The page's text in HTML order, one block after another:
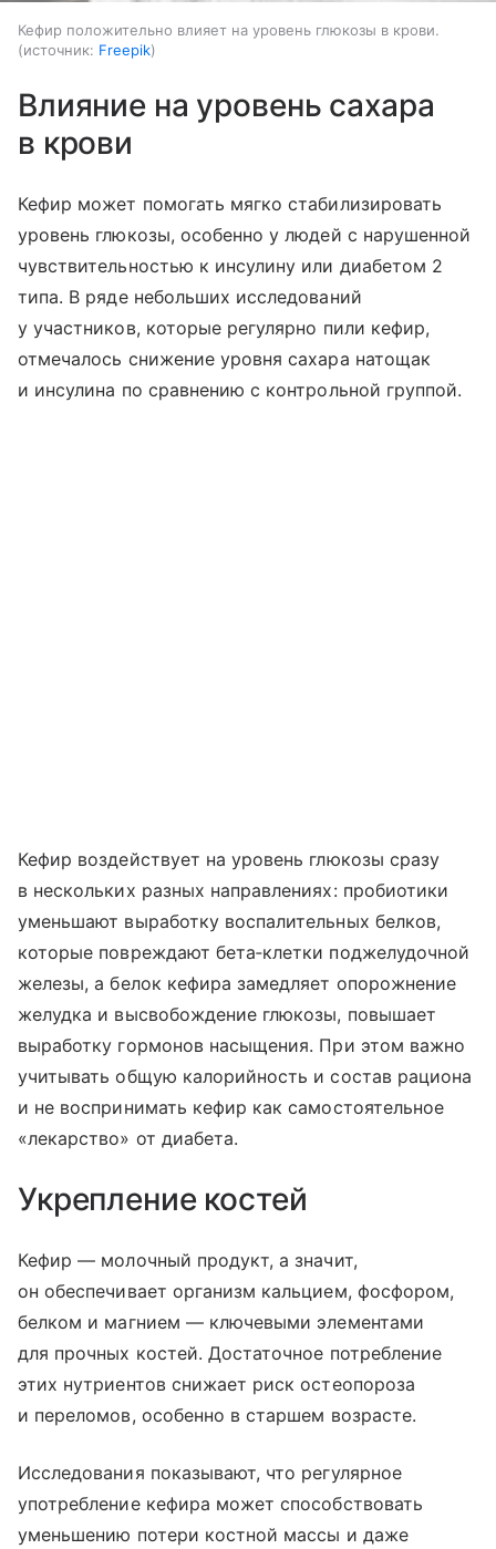
Кефир положительно влияет на уровень глюкозы в крови.
источник: Freepik
Влияние на уровень сахара
в крови
Кефир может помогать мягко стабилизировать
уровень глюкозы, особенно у людей с нарушенной
чувствительностью к инсулину или диабетом 2
типа. В ряде небольших исследований
у участников, которые регулярно пили кефир,
отмечалось снижение уровня сахара натощак
и инсулина по сравнению с контрольной группой.
Кефир воздействует на уровень глюкозы сразу
в нескольких разных направлениях: пробиотики
уменьшают выработку воспалительных белков,
которые повреждают бета‑клетки поджелудочной
железы, а белок кефира замедляет опорожнение
желудка и высвобождение глюкозы, повышает
выработку гормонов насыщения. При этом важно
учитывать общую калорийность и состав рациона
и не воспринимать кефир как самостоятельное
«лекарство» от диабета.
Укрепление костей
Кефир — молочный продукт, а значит,
он обеспечивает организм кальцием, фосфором,
белком и магнием — ключевыми элементами
для прочных костей. Достаточное потребление
этих нутриентов снижает риск остеопороза
и переломов, особенно в старшем возрасте.
Исследования показывают, что регулярное
употребление кефира может способствовать
уменьшению потери костной массы и даже